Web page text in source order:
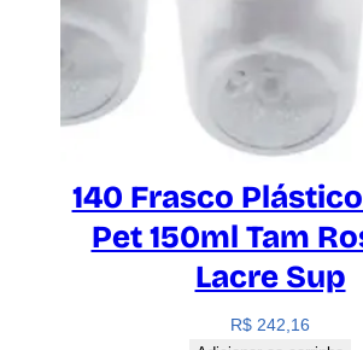
140 Frasco
Pet 150ml Tam
Lacre Sup
R$ 242,16